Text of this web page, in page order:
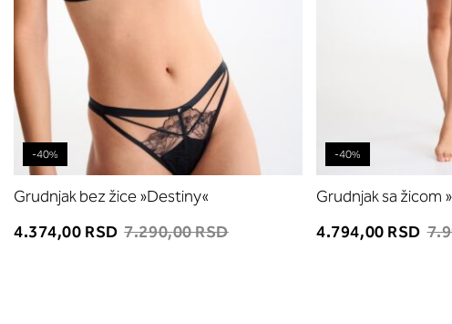
-40%
Grudnjak bez žice »Destiny«
4.374,00 RSD 7.290,00 RSD
-40%
Grudnjak sa žicom
4.794,00 RSD